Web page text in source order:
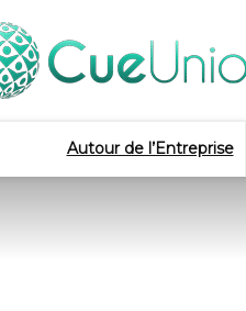
Autour de l’Entreprise